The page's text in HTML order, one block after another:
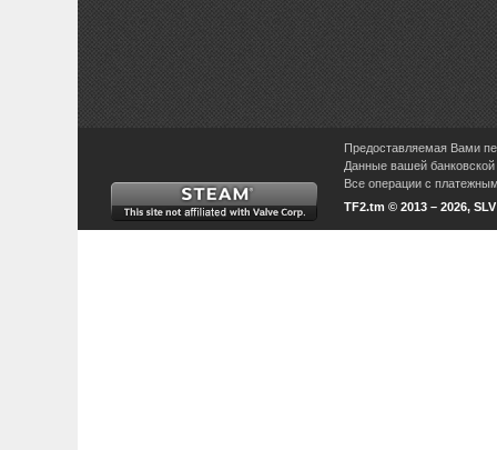
Предоставляемая Вами
Данные вашей
Все операции с
TF2.tm © 2013 – 2026,